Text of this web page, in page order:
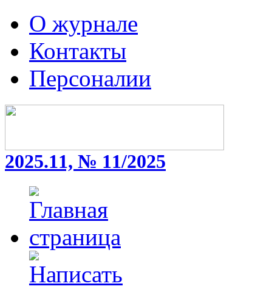
О журнале
Контакты
Персоналии
2025.11, № 11/2025